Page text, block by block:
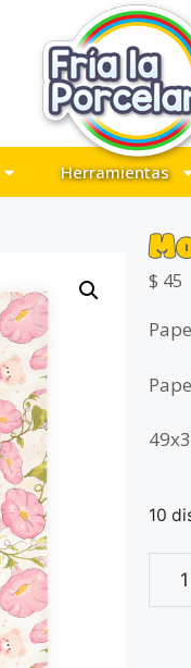
Herramientas
$ 45
10